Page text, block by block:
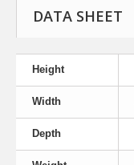
DATA SHEET
Height
Width
Depth